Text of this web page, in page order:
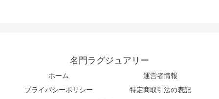
名門ラグジュアリー
ホーム
運営者情報
プライバシーポリシー
特定商取引法の表記